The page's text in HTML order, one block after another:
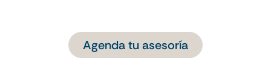
Agenda tu asesoría